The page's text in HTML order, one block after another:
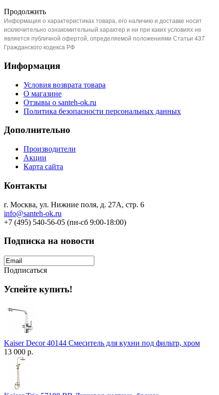
Продолжить
Информация о характеристиках товара, его наличию и доставке носит
исключительно ознакомительный характер и ни при каких условиях не
является публичной офертой, определяемой положениями Статьи 437
Гражданского кодекса РФ
Информация
Условия возврата товара
О магазине
Отзывы о santeh-ok.ru
Политика безопасности персональных данных
Дополнительно
Производители
Акции
Карта сайта
Контакты
г. Москва, ул. Нижние поля, д. 27А, стр. 6
info@santeh-ok.ru
+7 (495) 540-56-05 (пн-сб 9:00-18:00)
Подписка на новости
Подписаться
Успейте купить!
Kaiser Decor 40144 Смеситель для кухни под фильтр, хром
13 000 р.